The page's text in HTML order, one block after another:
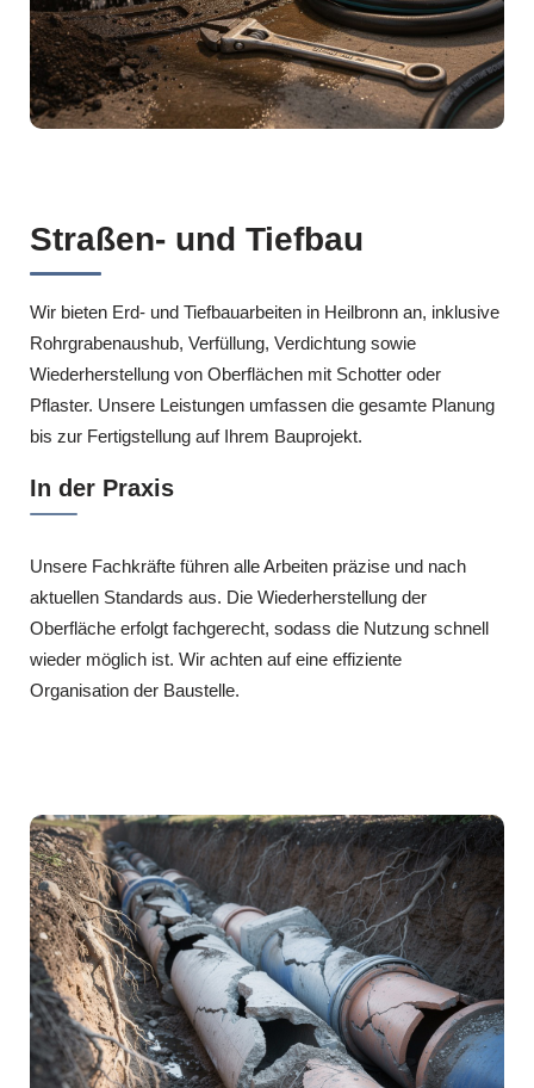
Straßen- und Tiefbau
Wir bieten Erd- und Tiefbauarbeiten in Heilbronn an, inklusive
Rohrgrabenaushub, Verfüllung, Verdichtung sowie
Wiederherstellung von Oberflächen mit Schotter oder
Pflaster. Unsere Leistungen umfassen die gesamte Planung
bis zur Fertigstellung auf Ihrem Bauprojekt.
In der Praxis
Unsere Fachkräfte führen alle Arbeiten präzise und nach
aktuellen Standards aus. Die Wiederherstellung der
Oberfläche erfolgt fachgerecht, sodass die Nutzung schnell
wieder möglich ist. Wir achten auf eine effiziente
Organisation der Baustelle.